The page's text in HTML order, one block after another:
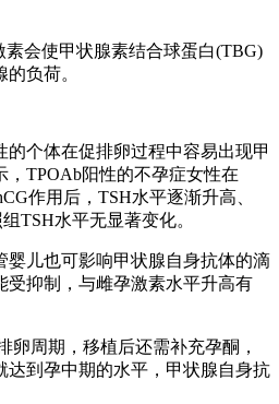
素会使甲状腺素结合球蛋白(TBG)
负荷。
的个体在促排卵过程中容易出现甲
TPOAb阳性的不孕症女性在
作用后，TSH水平逐渐升高、
TSH水平无显著变化。
婴儿也可影响甲状腺自身抗体的滴
受抑制，与雌孕激素水平升高有
卵周期，移植后还需补充孕酮，
达到孕中期的水平，甲状腺自身抗